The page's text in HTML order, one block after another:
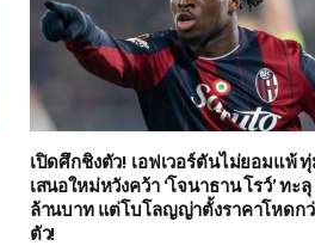
เปิดศึกชิงตัว! เอฟเวอร์ตันไม่ยอมแพ้
เสนอใหม่หวังคว้า ‘โจนาธาน โรว์’ ทะ
ล้านบาท แต่โบโลญญ่าตั้งราคาโหดกว่
ตัว!